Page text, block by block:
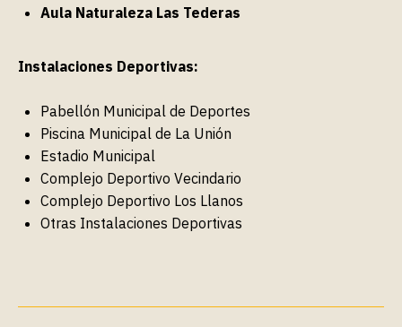
Aula Naturaleza Las Tederas
Instalaciones Deportivas:
Pabellón Municipal de Deportes
Piscina Municipal de La Unión
Estadio Municipal
Complejo Deportivo Vecindario
Complejo Deportivo Los Llanos
Otras Instalaciones Deportivas